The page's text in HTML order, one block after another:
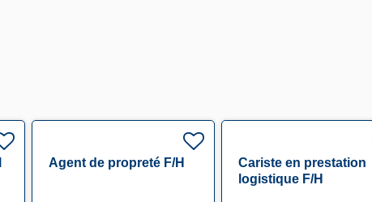
Agent de propreté F/H
Cariste en prestation
logistique F/H